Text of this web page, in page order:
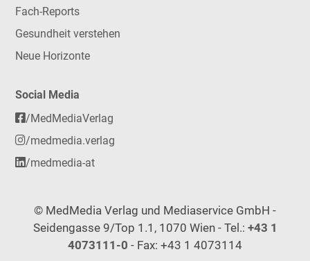
Fach-Reports
Gesundheit verstehen
Neue Horizonte
Social Media
/MedMediaVerlag
/medmedia.verlag
/medmedia-at
© MedMedia Verlag und Mediaservice GmbH -
Seidengasse 9/Top 1.1, 1070 Wien - Tel.: +43 1
4073111-0 - Fax: +43 1 4073114